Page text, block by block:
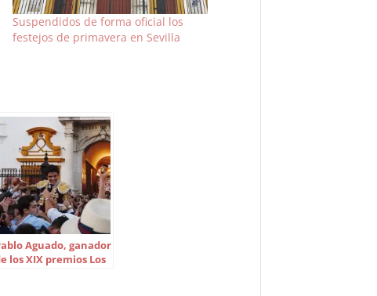
Suspendidos de forma oficial los
festejos de primavera en Sevilla
Aguado, ganador
los XIX premios Los